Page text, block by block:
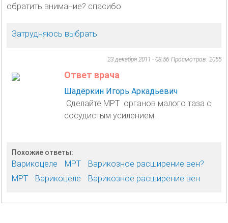
обратить внимание? спасибо
Затрудняюсь выбрать
23 декабря 2011 - 08:56 Просмотров: 2055
Ответ врача
Шадёркин Игорь Аркадьевич
Сделайте МРТ органов малого таза с
сосудистым усилением.
Похожие ответы:
Варикоцеле МРТ
Варикозное расширение вен?
МРТ
Варикоцеле Варикозное расширение вен